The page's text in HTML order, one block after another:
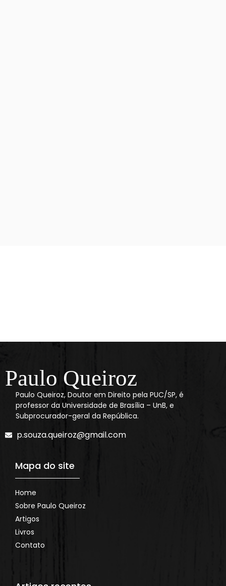
Paulo Queiroz
Paulo Queiroz, Doutor em Direito pela PUC/SP, é
professor da Universidade de Brasília – UnB, e
Subprocurador-geral da República.
p.souza.queiroz@gmail.com
Mapa do site
Home
Sobre Paulo Queiroz
Artigos
Livros
Contato